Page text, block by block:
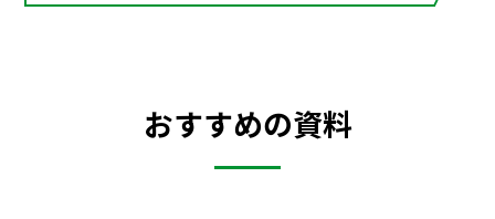
おすすめの資料